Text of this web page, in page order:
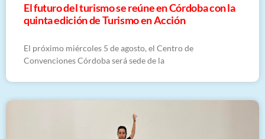
El futuro del turismo se reúne en Córdoba con la
quinta edición de Turismo en Acción
El próximo miércoles 5 de agosto, el Centro de
Convenciones Córdoba será sede de la